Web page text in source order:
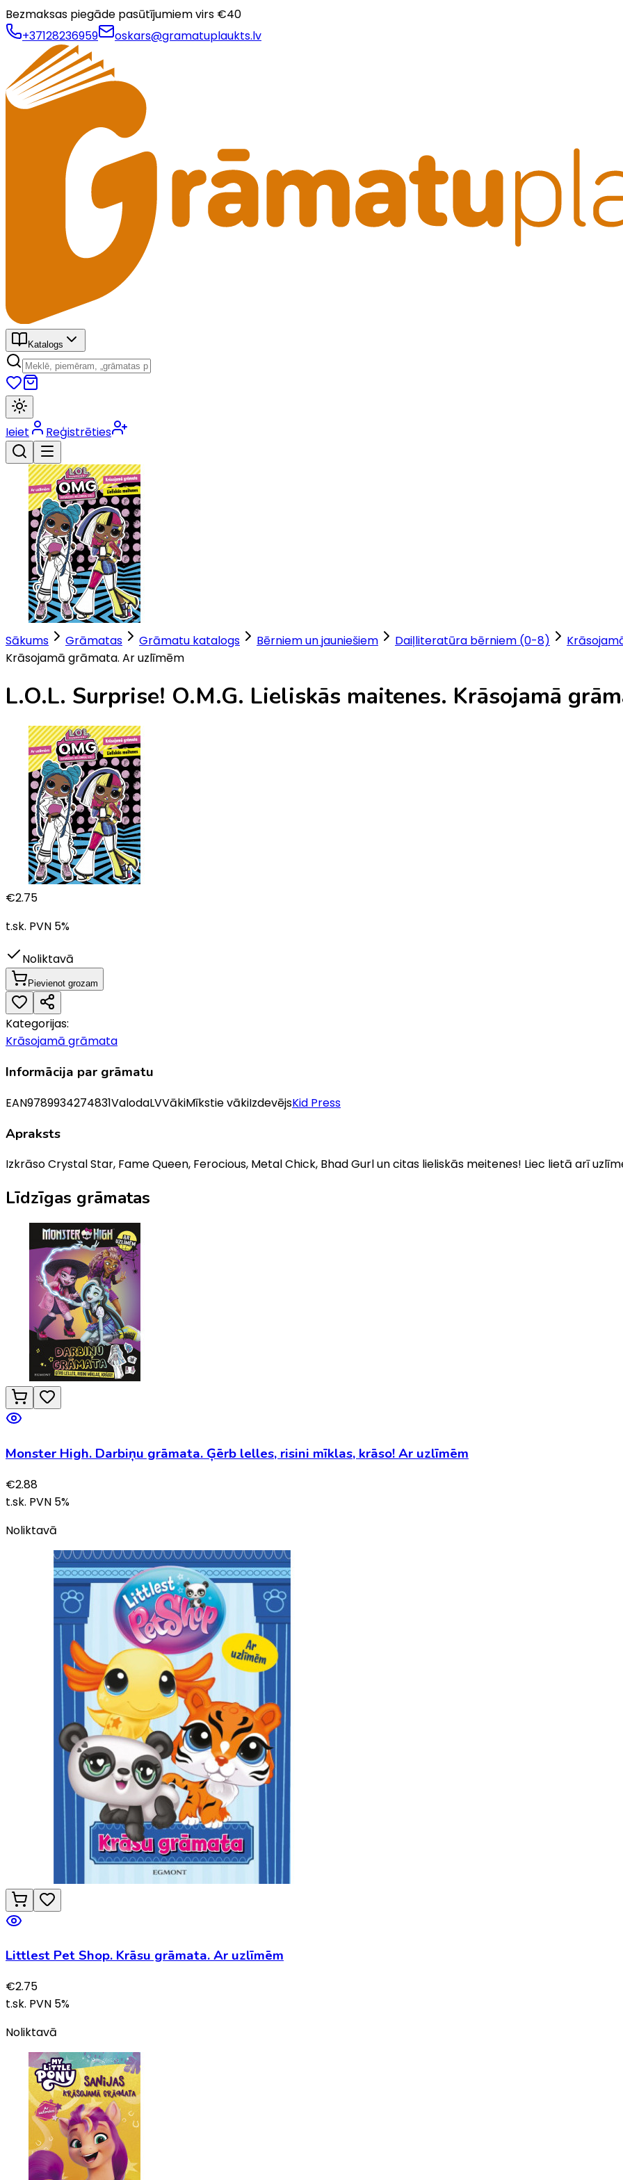
Bezmaksas piegāde pasūtījumiem virs €40
+37128236959
oskars@gramatuplaukts.lv
Katalogs
Ieiet Reģistrēties
Sākums Grāmatas Grāmatu katalogs Bērniem un jauniešiem Daiļliteratūra bērniem (0-8)
Krāsojamā grāmata. Ar uzlīmēm
L.O.L. Surprise! O.M.G. Lieliskās maitenes. Krāsojamā
€2.75
t.sk. PVN 5%
Noliktavā
Pievienot grozam
Kategorijas:
Krāsojamā grāmata
Informācija par grāmatu
EAN9789934274831ValodaLVVākiMīkstie vākiIzdevējsKid Press
Apraksts
Izkrāso Crystal Star, Fame Queen, Ferocious, Metal Chick, Bhad Gurl un citas lieliskās meitenes! Liec lietā arī
Līdzīgas grāmatas
Monster High. Darbiņu grāmata. Ģērb lelles, risini mīklas, krāso! Ar uzlīmēm
€2.88
t.sk. PVN 5%
Noliktavā
Littlest Pet Shop. Krāsu grāmata. Ar uzlīmēm
€2.75
t.sk. PVN 5%
Noliktavā